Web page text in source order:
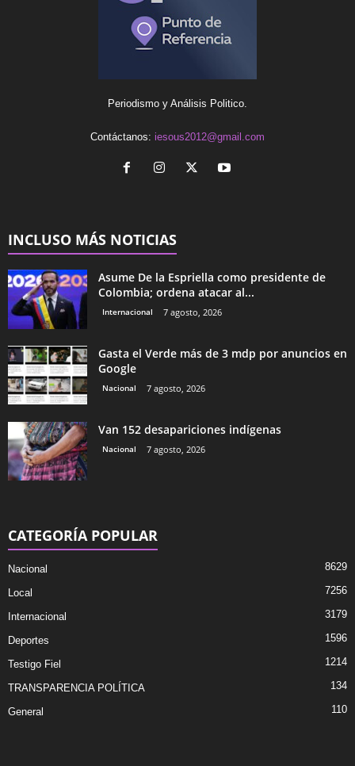
Periodismo y Análisis Politico.
Contáctanos: iesous2012@gmail.com
INCLUSO MÁS NOTICIAS
Asume De la Espriella como presidente de
Colombia; ordena atacar al...
Internacional 7 agosto, 2026
Gasta el Verde más de 3 mdp por anuncios en
Google
Nacional 7 agosto, 2026
Van 152 desapariciones indígenas
Nacional 7 agosto, 2026
CATEGORÍA POPULAR
Nacional 8629
Local 7256
Internacional 3179
Deportes 1596
Testigo Fiel 1214
TRANSPARENCIA POLÍTICA 134
General 110